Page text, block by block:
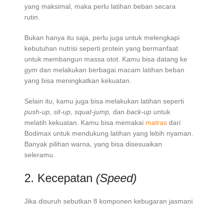
yang maksimal, maka perlu latihan beban secara
rutin.
Bukan hanya itu saja, perlu juga untuk melengkapi
kebutuhan nutrisi seperti protein yang bermanfaat
untuk membangun massa otot. Kamu bisa datang ke
gym dan melakukan berbagai macam latihan beban
yang bisa meningkatkan kekuatan.
Selain itu, kamu juga bisa melakukan latihan seperti
push-up, sit-up, squat-jump, dan back-up untuk
melatih kekuatan. Kamu bisa memakai matras dari
Bodimax untuk mendukung latihan yang lebih nyaman.
Banyak pilihan warna, yang bisa disesuaikan
seleramu.
2. Kecepatan (Speed)
Jika disuruh sebutkan 8 komponen kebugaran jasmani